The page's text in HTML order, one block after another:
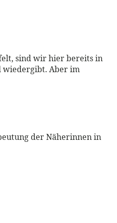
sind wir hier bereits in
wiedergibt. Aber im
der Näherinnen in